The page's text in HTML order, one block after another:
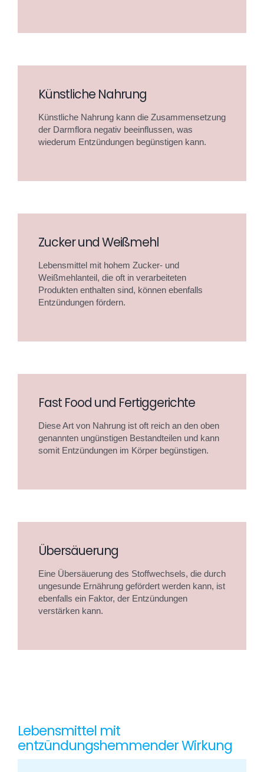
Künstliche Nahrung
Künstliche Nahrung kann die Zusammensetzung
der Darmflora negativ beeinflussen, was
wiederum Entzündungen begünstigen kann.
Zucker und Weißmehl
Lebensmittel mit hohem Zucker- und
Weißmehlanteil, die oft in verarbeiteten
Produkten enthalten sind, können ebenfalls
Entzündungen fördern.
Fast Food und Fertiggerichte
Diese Art von Nahrung ist oft reich an den oben
genannten ungünstigen Bestandteilen und kann
somit Entzündungen im Körper begünstigen.
Übersäuerung
Eine Übersäuerung des Stoffwechsels, die durch
ungesunde Ernährung gefördert werden kann, ist
ebenfalls ein Faktor, der Entzündungen
verstärken kann.
Lebensmittel mit
entzündungshemmender Wirkung